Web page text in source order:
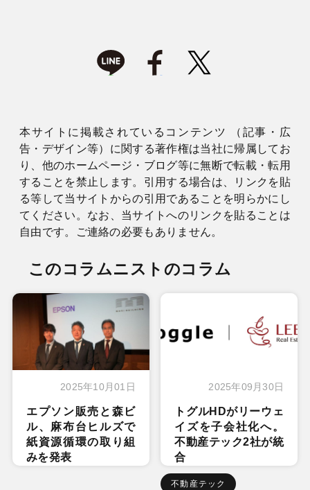
本サイトに掲載されているコンテンツ （記事・広
告・デザイン等）に関する著作権は当社に帰属してお
り、他のホームページ・ブログ等に無断で転載・転用
することを禁止します。引用する場合は、リンクを貼
る等して当サイトからの引用であることを明らかにし
てください。なお、当サイトへのリンクを貼ることは
自由です。ご連絡の必要もありません。
このコラムニストのコラム
2025年10月01日
エプソン販売と森ビ
ル、麻布台ヒルズで
紙資源循環の取り組
みを発表
2025年09月30日
トグルHDがリーウェ
イズを子会社化へ。
不動産テック2社が統
合
不動産テック